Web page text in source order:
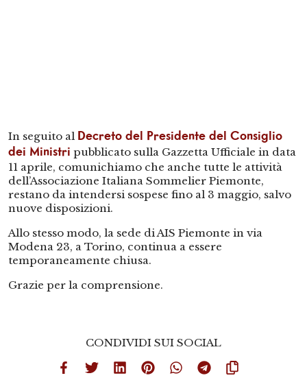
In seguito al Decreto del Presidente del Consiglio
dei Ministri pubblicato sulla Gazzetta Ufficiale in data
11 aprile, comunichiamo che anche tutte le attività
dell’Associazione Italiana Sommelier Piemonte,
restano da intendersi sospese fino al 3 maggio, salvo
nuove disposizioni.
Allo stesso modo, la sede di AIS Piemonte in via
Modena 23, a Torino, continua a essere
temporaneamente chiusa.
Grazie per la comprensione.
CONDIVIDI SUI SOCIAL